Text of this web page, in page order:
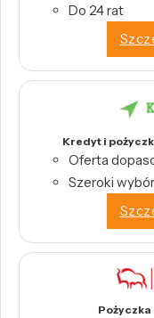
Do 24 rat
Kredyt i
Oferta
Szeroki
Pożyczka